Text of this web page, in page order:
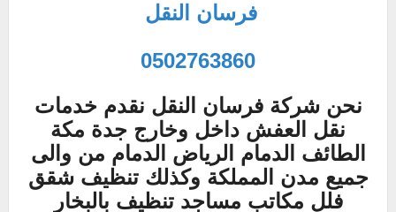
فرسان النقل
0502763860
نحن شركة فرسان النقل نقدم خدمات
نقل العفش داخل وخارج جدة مكة
الطائف الدمام الرياض الدمام من والى
جميع مدن المملكة وكذلكتنظيف شقق
فلل مكاتب مساجد تنظيف بالبخار